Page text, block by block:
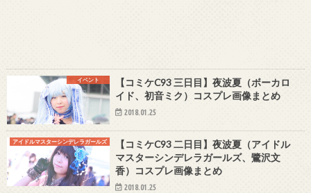
イベント
【コミケC93 三日目】夜波夏（ボーカロ
イド、初音ミク）コスプレ画像まとめ
2018.01.25
アイドルマスターシンデレラガールズ
【コミケC93 二日目】夜波夏（アイドル
マスターシンデレラガールズ、鷺沢文
香）コスプレ画像まとめ
2018.01.25